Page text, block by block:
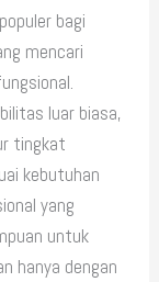
bagi
mencari
luar biasa,
tingkat
kebutuhan
yang
untuk
hanya dengan